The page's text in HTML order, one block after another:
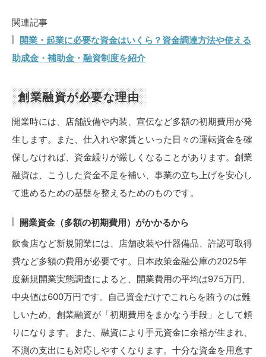
関連記事
開業・起業に必要な資金はいくら？資金調達方法や使える
助成金・補助金・融資制度を紹介
創業融資が必要な理由
開業時には、店舗設備や内装、宣伝など多額の初期費用が発
生します。また、仕入れや家賃といった日々の運転資金を確
保しなければ、資金繰りが厳しくなることがあります。創業
融資は、こうした資金不足を補い、事業の立ち上げを安心し
て進めるための基盤を整えるためのものです。
開業資金（多額の初期費用）がかかるから
飲食店など新規開業には、店舗改装や什器備品、許認可取得
費など多額の費用が必要です。日本政策金融公庫の2025年
度新規開業実態調査によると、開業費用の平均は975万円、
中央値は600万円です。自己資金だけでこれらを賄うのは難
しいため、創業融資が「初期費用をまかなう手段」として頼
りになります。また、融資により手元資金に余裕が生まれ、
不測の支出にも対応しやすくなります。十分な資金を用意す